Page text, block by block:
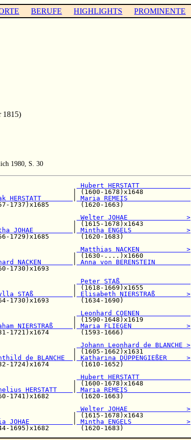
BERUFE HIGHLIGHTS PROMINENTE
1815)
1980, S. 30
Hubert HERSTATT
| (1600-1678)x1648
HERSTATT
Maria REMEIS
| (1657-1737)x1685        (1620-1663)
|
Welter JOHAE               >
| (1615-1678)x1643
JOHAE
Mintha ENGELS              >
(1656-1729)x1685        (1620-1683)
|
Matthias NACKEN            >
| (1630-....)x1660
NACKEN
Anna von BERENSTEIN
| (1660-1730)x1693
|
Peter STAß
| (1618-1669)x1655
STAß
Elisabeth NIERSTRAß        >
1730)x1693        (1634-1690)
Leonhard COENEN
| (1590-1648)x1619
NIERSTRAß
Maria FLIEGEN              >
1721)x1674        (1593-1666)
|
Johann Leonhard de BLANCHE >
| (1605-1662)x1631
de BLANCHE
Katharina DÜPPENGIEßER     >
1724)x1674        (1610-1652)
|
Hubert HERSTATT
| (1600-1678)x1648
HERSTATT
Maria REMEIS
| (1660-1741)x1682        (1620-1663)
|
Welter JOHAE               >
| (1615-1678)x1643
JOHAE
Mintha ENGELS              >